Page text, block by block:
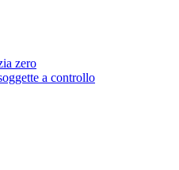
zero
a controllo